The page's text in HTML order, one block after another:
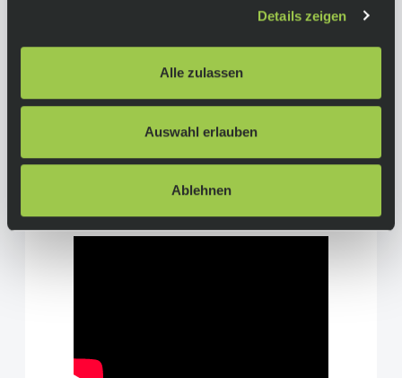
Details zeigen
Alle zulassen
Auswahl erlauben
Ablehnen